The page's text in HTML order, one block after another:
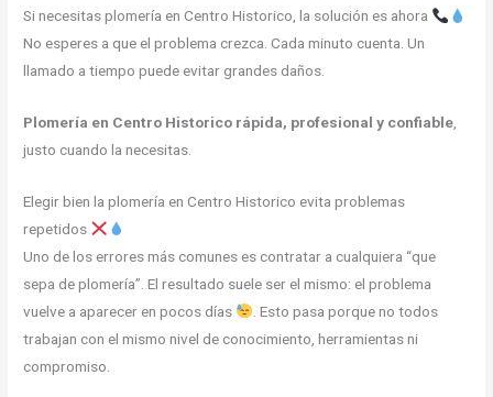
Si necesitas plomería en Centro Historico, la solución es ahora
No esperes a que el problema crezca. Cada minuto cuenta. Un
llamado a tiempo puede evitar grandes daños.
Plomería en Centro Historico rápida, profesional y confiable,
justo cuando la necesitas.
Elegir bien la plomería en Centro Historico evita problemas
repetidos
Uno de los errores más comunes es contratar a cualquiera “que
sepa de plomería”. El resultado suele ser el mismo: el problema
vuelve a aparecer en pocos días
. Esto pasa porque no todos
trabajan con el mismo nivel de conocimiento, herramientas ni
compromiso.